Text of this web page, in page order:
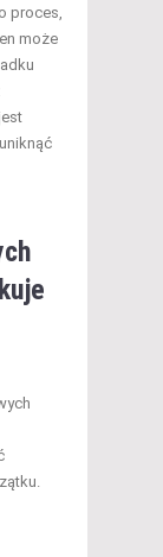
proces,
może